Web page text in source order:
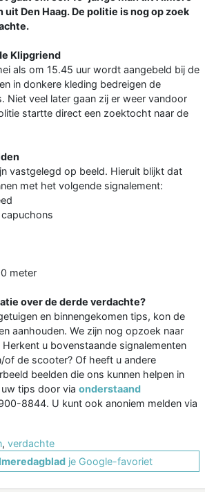
uit Den Haag. De politie is nog op zoek
Klipgriend
als om 15.45 uur wordt aangebeld bij de
in donkere kleding bedreigen de
Niet veel later gaan zij er weer vandoor
startte direct een zoektocht naar de
vastgelegd op beeld. Hieruit blijkt dat
met het volgende signalement:
meter
over de derde verdachte?
en binnengekomen tips, kon de
aanhouden. We zijn nog opzoek naar
u bovenstaande signalementen
of de scooter? Of heeft u andere
beelden die ons kunnen helpen in
tips door via onderstaand
8844. U kunt ook anoniem melden via
, verdachte
je Google-favoriet